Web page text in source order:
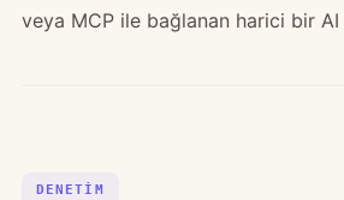
veya MCP ile bağlanan harici bir AI
DENETIM